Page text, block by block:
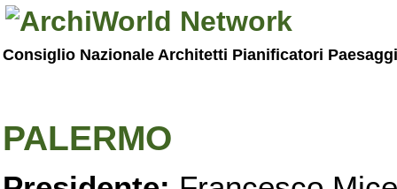
Consiglio Nazionale Architetti Pianificatori
PALERMO